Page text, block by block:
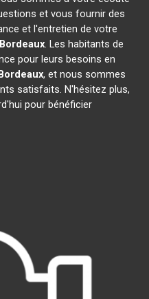
et vous fournir des
et l'entretien de votre
Bordeaux. Les habitants de
pour leurs besoins en
, et nous sommes
satisfaits. N'hésitez plus,
pour bénéficier